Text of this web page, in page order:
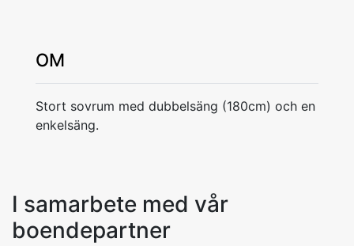
OM
Stort sovrum med dubbelsäng (180cm) och en
enkelsäng.
I samarbete med vår
boendepartner